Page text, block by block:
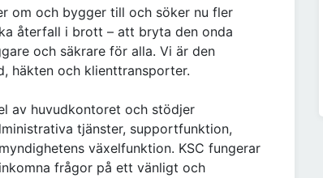
om och bygger till och söker nu fler
återfall i brott – att bryta den onda
och säkrare för alla. Vi är den
häkten och klienttransporter.
av huvudkontoret och stödjer
tjänster, supportfunktion,
växelfunktion. KSC fungerar
frågor på ett vänligt och